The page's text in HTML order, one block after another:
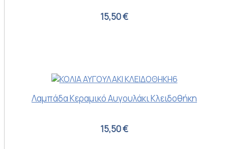
15,50 €
Λαμπάδα Κεραμικό Αυγουλάκι Κλειδοθήκη
15,50 €